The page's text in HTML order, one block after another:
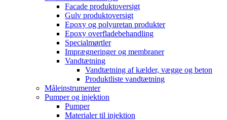
Facade produktoversigt
Gulv produktoversigt
Epoxy og polyuretan produkter
Epoxy overfladebehandling
Specialmørtler
Imprægneringer og membraner
Vandtætning
Vandtætning af kælder, vægge og beton
Produktliste vandtætning
Måleinstrumenter
Pumper og injektion
Pumper
Materialer til injektion